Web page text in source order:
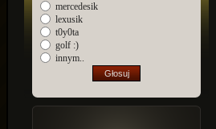
mercedesik
lexusik
t0y0ta
golf :)
innym..